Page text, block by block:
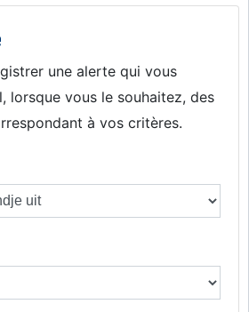
une alerte qui vous
lorsque vous le souhaitez, des
à vos critères.